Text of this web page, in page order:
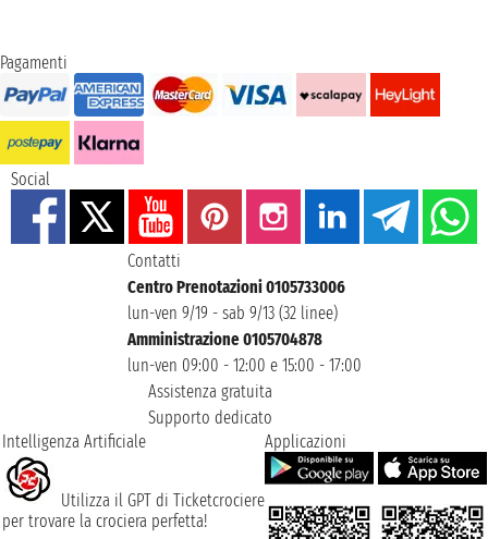
Pagamenti
Social
Contatti
Centro Prenotazioni 0105733006
lun-ven 9/19 - sab 9/13 (32 linee)
Amministrazione 0105704878
lun-ven 09:00 - 12:00 e 15:00 - 17:00
Assistenza gratuita
Supporto dedicato
Intelligenza Artificiale
Utilizza il GPT di Ticketcrociere
per trovare la crociera perfetta!
Applicazioni